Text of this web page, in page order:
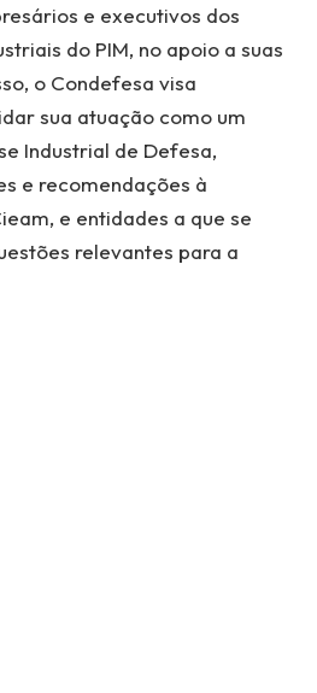
e executivos dos
do PIM, no apoio a suas
o Condefesa visa
sua atuação como um
Industrial de Defesa,
e recomendações à
e entidades a que se
relevantes para a